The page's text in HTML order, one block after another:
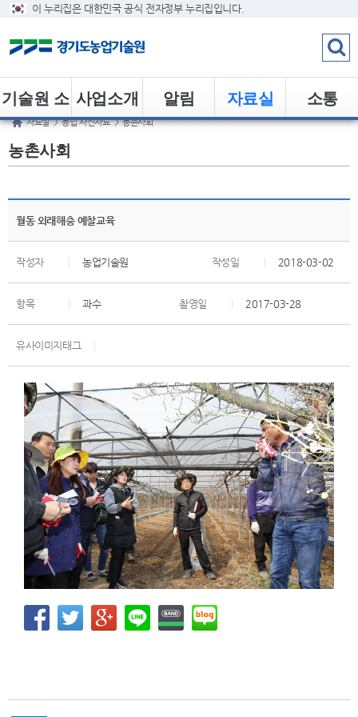
이 누리집은 대한민국 공식 전자정부 누리집입니다.
소통
자료실
알림
사업소개
기술원 소
개
자료실 > 농업 사진자료 > 농촌사회
농촌사회
월동 외래해충 예찰교육
작성자 농업기술원 작성일 2018-03-02
항목 과수 촬영일 2017-03-28
유사이미지태그